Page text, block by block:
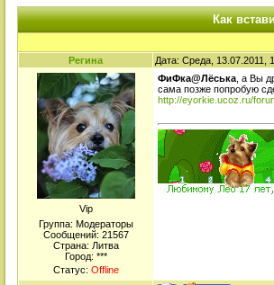
Как
Регина Дата: Среда, 13.07.2011,
Viр
Группа: Модераторы
Сообщений: 21567
Страна: Литва
Город: ***
Статус: Offline
ФиФка@Лёська , а Вы
сама позже попробую
http://eyorkie.ucoz.ru/